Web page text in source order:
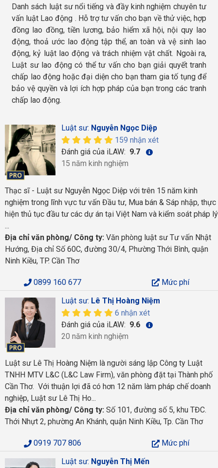
Danh sách luật sư nổi tiếng và đầy kinh nghiệm chuyên tư
vấn luật Lao động . Hỗ trợ tư vấn cho bạn về thử việc, hợp
đồng lao đồng, tiền lương, bảo hiểm xã hội, nội quy lao
động, thoả ước lao động tập thể, an toàn và vệ sinh lao
động, kỷ luật lao động và trách nhiệm vật chất. Ngoài ra,
Luật sư lao động có thể tư vấn cho bạn giải quyết tranh
chấp lao động hoặc đại diện cho bạn tham gia tố tụng để
bảo vệ quyền và lợi ích hợp pháp của bạn trong các tranh
chấp lao động.
Luật sư: Nguyễn Ngọc Diệp
159 nhận xét
Đánh giá của iLAW: 9.7
15 năm kinh nghiệm
Thạc sĩ - Luật sư Nguyễn Ngọc Diệp với trên 15 năm kinh
nghiệm trong lĩnh vực tư vấn Đầu tư, Mua bán & Sáp nhập, thực
hiện thủ tục đầu tư các dự án tại Việt Nam và kiểm soát pháp lý
...
Địa chỉ văn phòng/ Công ty: Văn phòng luật sư Tư vấn Nhật
Hướng, Địa chỉ Số 60C, đường 30/4, Phường Thới Bình, quận
Ninh Kiều, TP. Cần Thơ
0899 160 677
Mức phí
Luật sư: Lê Thị Hoàng Niệm
6 nhận xét
Đánh giá của iLAW: 9.6
20 năm kinh nghiệm
Luật sư Lê Thị Hoàng Niệm là người sáng lập Công ty Luật
TNHH MTV L&C (L&C Law Firm), văn phòng đặt tại Thành phố
Cần Thơ. Với thuận lợi đã có hơn 12 năm làm pháp chế doanh
nghiệp, Luật sư Lê Thị Ho...
Địa chỉ văn phòng/ Công ty: Số 101, đường số 5, khu TĐC.
Thới Nhựt 2, phường An Khánh, quận Ninh Kiều, Tp. Cần Thơ
0919 707 806
Mức phí
Luật sư: Nguyễn Thị Mến